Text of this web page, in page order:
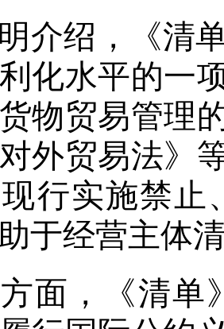
介绍，《清
化水平的一
物贸易管理
外贸易法》
行实施禁止
于经营主体
面，《清单